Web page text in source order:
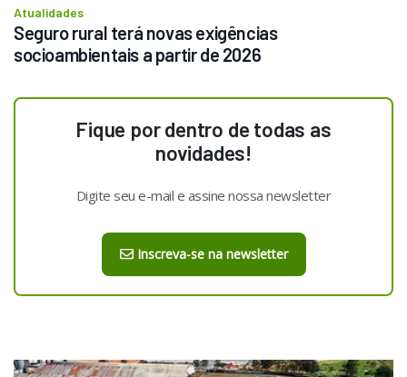
Atualidades
Seguro rural terá novas exigências
socioambientais a partir de 2026
Fique por dentro de todas as
novidades!
Digite seu e-mail e assine nossa newsletter
Inscreva-se na newsletter